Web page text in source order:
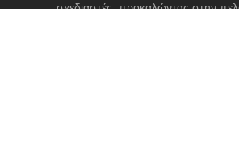
σχεδιαστές, προκαλώντας στην